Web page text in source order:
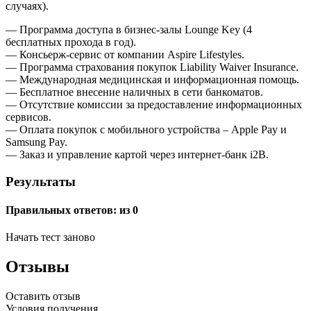
случаях).
— Программа доступа в бизнес-залы Lounge Key (4
бесплатных прохода в год).
— Консьерж-сервис от компании Aspire Lifestyles.
— Программа страхования покупок Liability Waiver Insurance.
— Международная медицинская и информационная помощь.
— Бесплатное внесение наличных в сети банкоматов.
— Отсутствие комиссии за предоставление информационных
сервисов.
— Оплата покупок с мобильного устройства – Apple Pay и
Samsung Pay.
— Заказ и управление картой через интернет-банк i2B.
Результаты
Правильных ответов: из 0
Начать тест заново
Отзывы
Оставить отзыв
Условия получения